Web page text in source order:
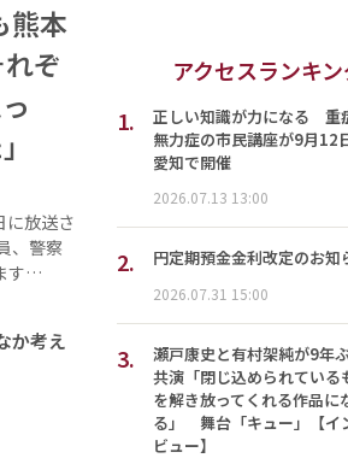
熊本
ぞ
放送さ
、警察
す…
か考え
アクセスランキ
1.
正しい知識が力になる 重
無力症の市民講座が9月12
愛知で開催
2026.07.13 13:00
2. 円定期預金金利改定のお知
2026.07.31 15:00
3.
瀬戸康史と有村架純が9年
共演「閉じ込められている
を解き放ってくれる作品に
る」 舞台「キュー」【イ
ビュー】